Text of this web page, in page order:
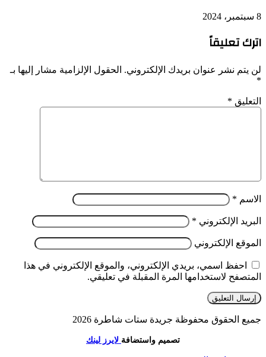
8 سبتمبر، 2024
اترك تعليقاً
لن يتم نشر عنوان بريدك الإلكتروني. الحقول الإلزامية مشار إليها بـ
*
التعليق *
الاسم *
البريد الإلكتروني *
الموقع الإلكتروني
احفظ اسمي، بريدي الإلكتروني، والموقع الإلكتروني في هذا
المتصفح لاستخدامها المرة المقبلة في تعليقي.
جميع الحقوق محفوظة جريدة ستات شاطرة 2026
تصميم واستضافة لايرز لينك